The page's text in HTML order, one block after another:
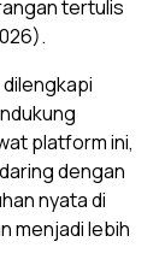
tertulis
platform ini,
dengan
nyata di
menjadi lebih